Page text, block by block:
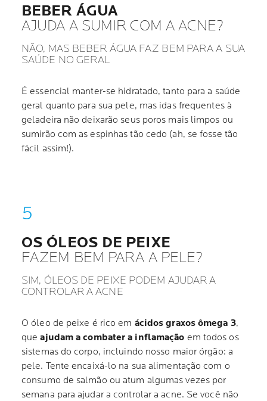
BEBER ÁGUA
AJUDA A SUMIR COM A ACNE?
NÃO, MAS BEBER ÁGUA FAZ BEM PARA A SUA
SAÚDE NO GERAL
É essencial manter-se hidratado, tanto para a saúde
geral quanto para sua pele, mas idas frequentes à
geladeira não deixarão seus poros mais limpos ou
sumirão com as espinhas tão cedo (ah, se fosse tão
fácil assim!).
OS ÓLEOS DE PEIXE
FAZEM BEM PARA A PELE?
SIM, ÓLEOS DE PEIXE PODEM AJUDAR A
CONTROLAR A ACNE
O óleo de peixe é rico em ácidos graxos ômega 3,
queajudam a combater a inflamação em todos os
sistemas do corpo, incluindo nosso maior órgão: a
pele. Tente encaixá-lo na sua alimentação com o
consumo de salmão ou atum algumas vezes por
semana para ajudar a controlar a acne. Se você não